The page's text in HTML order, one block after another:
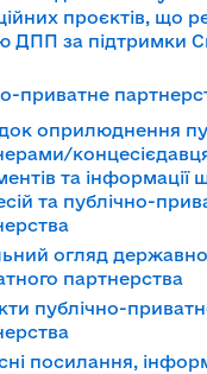
проєктів, що
ДПП за підтримки
приватне
оприлюднення
та інформації
та публічно-
огляд
партнерства
публічно-
посилання,